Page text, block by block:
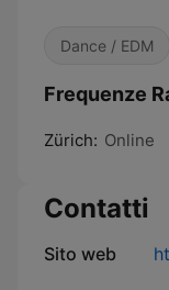
Dance / EDM
Frequenze
Zürich: Online
Contatti
Sito web